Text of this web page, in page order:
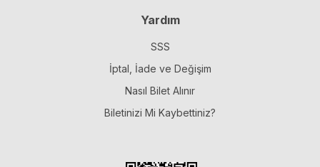
Yardım
SSS
İptal, İade ve Değişim
Nasıl Bilet Alınır
Biletinizi Mi Kaybettiniz?